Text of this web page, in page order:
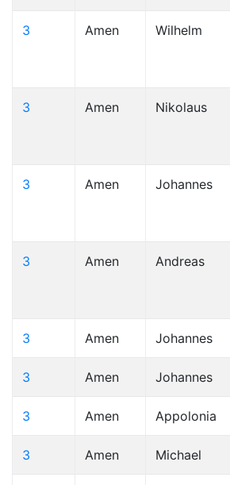
3 Amen Wilhelm
3 Amen Nikolaus
3 Amen Johannes
3 Amen Andreas
3 Amen Johannes
3 Amen Johannes
3 Amen Appolonia
3 Amen Michael